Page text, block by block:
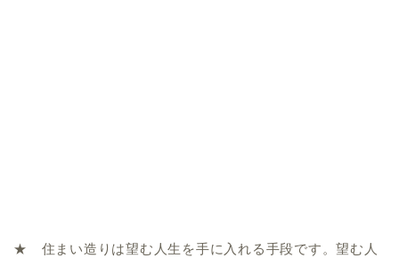
★ 住まい造りは望む人生を手に入れる手段です。望む人